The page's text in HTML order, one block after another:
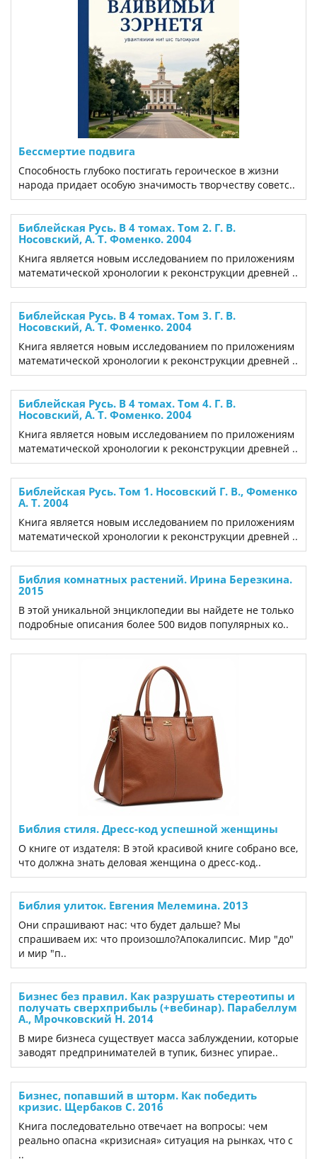
Бессмертие подвига
Способность глубоко постигать героическое в жизни
народа придает особую значимость творчеству советс..
Библейская Русь. В 4 томах. Том 2. Г. В.
Носовский, А. Т. Фоменко. 2004
Книга является новым исследованием по приложениям
математической хронологии к реконструкции древней ..
Библейская Русь. В 4 томах. Том 3. Г. В.
Носовский, А. Т. Фоменко. 2004
Книга является новым исследованием по приложениям
математической хронологии к реконструкции древней ..
Библейская Русь. В 4 томах. Том 4. Г. В.
Носовский, А. Т. Фоменко. 2004
Книга является новым исследованием по приложениям
математической хронологии к реконструкции древней ..
Библейская Русь. Том 1. Носовский Г. В., Фоменко
А. Т. 2004
Книга является новым исследованием по приложениям
математической хронологии к реконструкции древней ..
Библия комнатных растений. Ирина Березкина.
2015
В этой уникальной энциклопедии вы найдете не только
подробные описания более 500 видов популярных ко..
Библия стиля. Дресс-код успешной женщины
О книге от издателя: В этой красивой книге собрано все,
что должна знать деловая женщина о дресс-код..
Библия улиток. Евгения Мелемина. 2013
Они спрашивают нас: что будет дальше? Мы
спрашиваем их: что произошло?Апокалипсис. Мир "до"
и мир "п..
Бизнес без правил. Как разрушать стереотипы и
получать сверхприбыль (+вебинар). Парабеллум
А., Мрочковский Н. 2014
В мире бизнеса существует масса заблуждении, которые
заводят предпринимателей в тупик, бизнес упирае..
Бизнес, попавший в шторм. Как победить
кризис. Щербаков С. 2016
Книга последовательно отвечает на вопросы: чем
реально опасна «кризисная» ситуация на рынках, что с
..